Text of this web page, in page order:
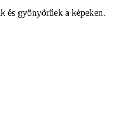
és gyönyörűek a képeken.